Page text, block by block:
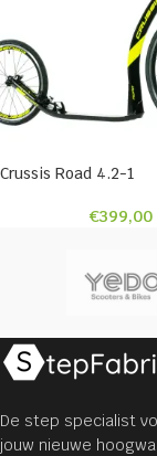
Crussis Road 4.2-1
€399,00
De step specialist
jouw nieuwe